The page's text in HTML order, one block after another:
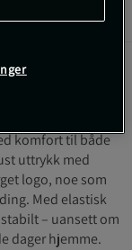
komfort til både
uttrykk med
logo, noe som
Med elastisk
– uansett om
dager hjemme.